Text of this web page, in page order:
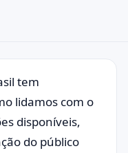
tem
lidamos com o
disponíveis,
do público